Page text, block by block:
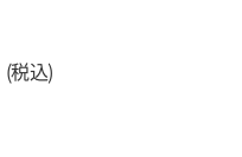
(税込)